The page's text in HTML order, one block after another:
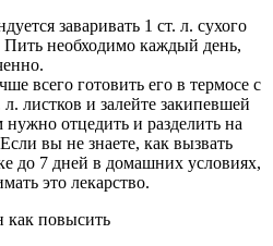
заваривать 1 ст. л. сухого
Пить необходимо каждый день,
всего готовить его в термосе с
листков и залейте закипевшей
отцедить и разделить на
вы не знаете, как вызвать
до 7 дней в домашних условиях,
это лекарство.